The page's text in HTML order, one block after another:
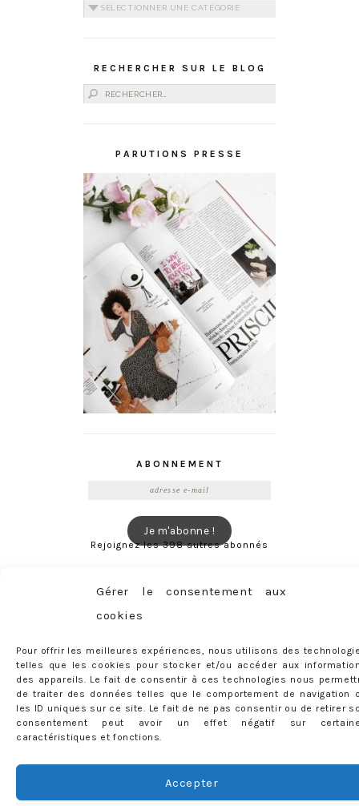
Gérer le consentement aux
cookies
Pour offrir les meilleures expériences, nous utilisons des
telles que les cookies pour stocker et/ou accéder aux
des appareils. Le fait de consentir à ces technologies nous
de traiter des données telles que le comportement de navigation
les ID uniques sur ce site. Le fait de ne pas consentir ou de retirer
consentement peut avoir un effet négatif sur
caractéristiques et fonctions.
Accepter
Catégories
RECHERCHER SUR LE BLOG
Rechercher :
PARUTIONS PRESSE
ABONNEMENT
Je m'abonne !
Rejoignez les 398 autres abonnés
mercredie © 2026 All Rights Reserved